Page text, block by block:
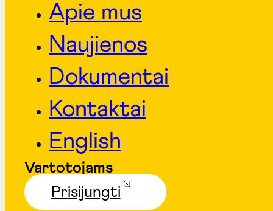
Apie mus
Naujienos
Dokumentai
Kontaktai
English
Vartotojams
Prisijungti